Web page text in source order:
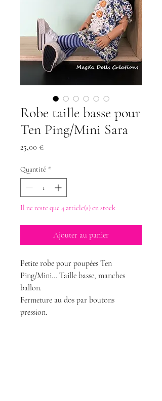
Robe taille basse pour
Ten Ping/Mini Sara
25,00 €Prix
Quantité *
Il ne reste que 4 article(s) en stock
Ajouter au panier
Petite robe pour poupées Ten
Ping/Mini... Taille basse, manches
ballon.
Fermeture au dos par boutons
pression.